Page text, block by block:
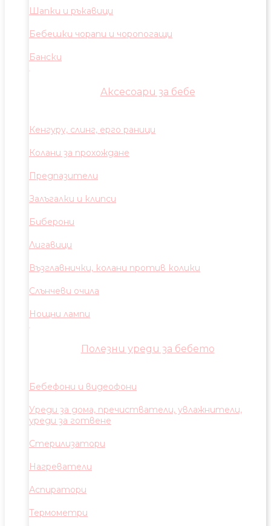
Шапки и ръкавици
Бебешки чорапи и чоропогащи
Бански
Аксесоари за бебе
Кенгуру, слинг, ерго раници
Колани за прохождане
Предпазители
Залъгалки и клипси
Биберони
Лигавици
Възглавнички, колани против колики
Слънчеви очила
Нощни лампи
Полезни уреди за бебето
Бебефони и видеофони
Уреди за дома, пречистватели, увлажнители,
уреди за готвене
Стерилизатори
Нагреватели
Аспиратори
Термометри